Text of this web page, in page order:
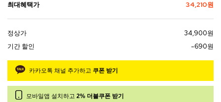
최대혜택가 34,210원
정상가
34,900원
기간 할인
-690원
카카오톡 채널 추가하고 쿠폰 받기
모바일앱 설치하고 2% 더블쿠폰 받기